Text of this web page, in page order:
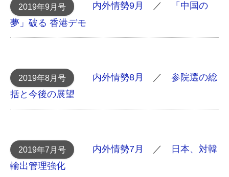
2019年9月号 内外情勢9月 ／
「中国の
夢」破る 香港デモ
2019年8月号 内外情勢8月 ／ 参院選の総
括と今後の展望
2019年7月号 内外情勢7月 ／
日本、対韓
輸出管理強化